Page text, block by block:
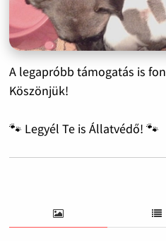
A legapróbb támogatás is
Köszönjük!
🐾 Legyél Te is Állatvédő! 🐾